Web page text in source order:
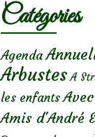
Catégories
Agenda
Arbustes A
les enfants
Amis d'André